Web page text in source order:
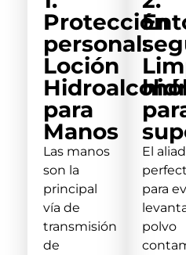
Protección
personal:
Loción
para
Manos
Las manos
son la
principal
vía de
transmisión
de
El
para
polvo